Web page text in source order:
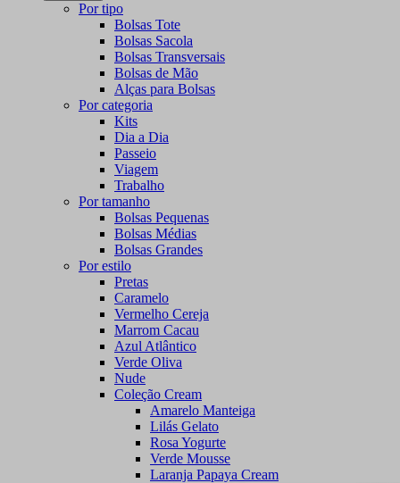
Por tipo
Bolsas Tote
Bolsas Sacola
Bolsas Transversais
Bolsas de Mão
Alças para Bolsas
Por categoria
Kits
Dia a Dia
Passeio
Viagem
Trabalho
Por tamanho
Bolsas Pequenas
Bolsas Médias
Bolsas Grandes
Por estilo
Pretas
Caramelo
Vermelho Cereja
Marrom Cacau
Azul Atlântico
Verde Oliva
Nude
Coleção Cream
Amarelo Manteiga
Lilás Gelato
Rosa Yogurte
Verde Mousse
Laranja Papaya Cream